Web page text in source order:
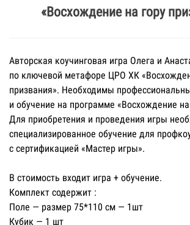
«Восхождение на гору
Авторская коучинговая игра Олега и
по ключевой метафоре ЦРО ХК
призвания». Необходимы
и обучение на программе «Восхождение
Для приобретения и проведения игры
специализированное обучение для
с сертификацией «Мастер игры».
В стоимость входит игра + обучение.
Комплект содержит :
Поле — размер 75*110 см — 1шт
Кубик — 1 шт